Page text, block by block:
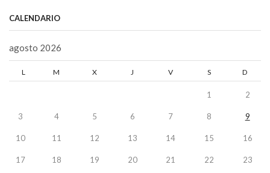
CALENDARIO
agosto 2026
L M X J V S D
1 2
3 4 5 6 7 8 9
10 11 12 13 14 15 16
17 18 19 20 21 22 23